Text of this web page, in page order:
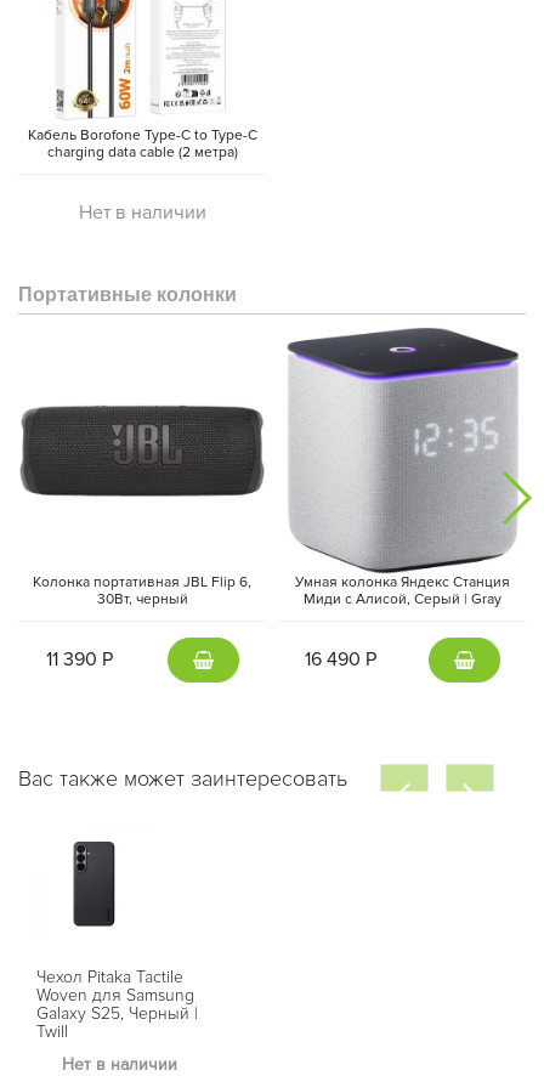
Кабель Borofone Type-C to Type-C
charging data cable (2 метра)
Нет в наличии
Портативные колонки
Колонка портативная JBL Flip 6,
30Вт, черный
11 390 Р
Умная колонка Яндекс Станция
Миди с Алисой, Cерый | Gray
16 490 Р
Вас также может заинтересовать
Чехол Pitaka Tactile
Woven для Samsung
Galaxy S25, Черный |
Twill
Нет в наличии